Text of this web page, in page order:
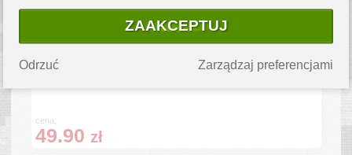
Haidu - Kamień ceramiczny do systemów
Produkt chwilowo niedostępny
cena:
49.90 zł
ZAAKCEPTUJ
Zarządzaj preferencjami
Odrzuć